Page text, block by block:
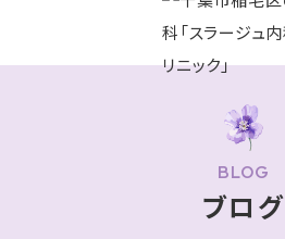
BLOG
ブログ